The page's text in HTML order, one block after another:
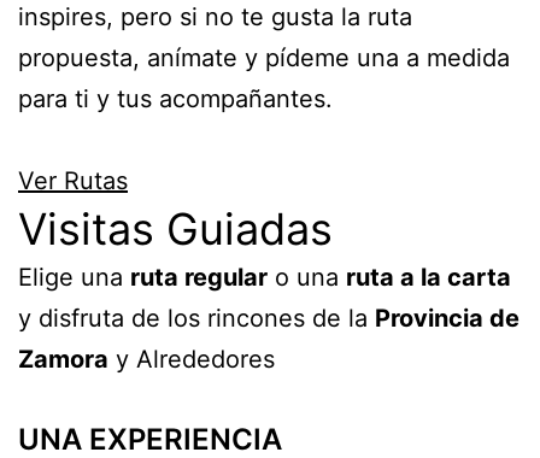
inspires, pero si no te gusta la ruta
propuesta, anímate y pídeme una a medida
para ti y tus acompañantes.
Ver Rutas
Visitas Guiadas
Elige una ruta regular o una ruta a la carta
y disfruta de los rincones de la Provincia de
Zamora y Alrededores
UNA EXPERIENCIA